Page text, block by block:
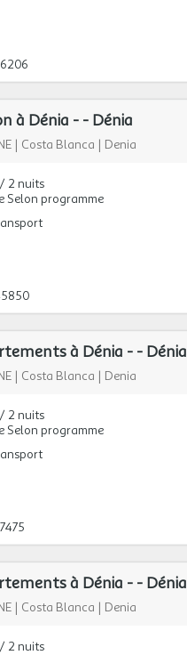
à Dénia - - Dénia
| Costa Blanca | Denia
2 nuits
Selon programme
à Dénia - - Dénia
| Costa Blanca | Denia
2 nuits
Selon programme
à Dénia - - Dénia
| Costa Blanca | Denia
2 nuits